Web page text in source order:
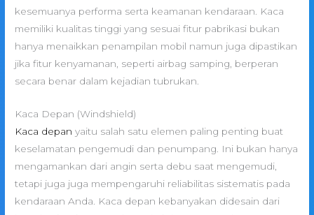
kesemuanya performa serta keamanan kendaraan. Kaca
memiliki kualitas tinggi yang sesuai fitur pabrikasi bukan
hanya menaikkan penampilan mobil namun juga dipastikan
jika fitur kenyamanan, seperti airbag samping, berperan
secara benar dalam kejadian tubrukan.
Kaca Depan (Windshield)
Kaca depan yaitu salah satu elemen paling penting buat
keselamatan pengemudi dan penumpang. Ini bukan hanya
mengamankan dari angin serta debu saat mengemudi,
tetapi juga juga mempengaruhi reliabilitas sistematis pada
kendaraan Anda. Kaca depan kebanyakan didesain dari